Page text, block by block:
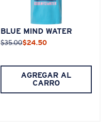
BLUE MIND WATER
$35.00$24.50
AGREGAR AL
CARRO